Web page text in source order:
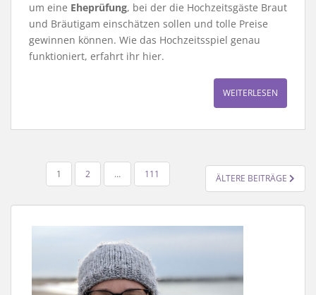
um eine Eheprüfung, bei der die Hochzeitsgäste Braut
und Bräutigam einschätzen sollen und tolle Preise
gewinnen können. Wie das Hochzeitsspiel genau
funktioniert, erfahrt ihr hier.
WEITERLESEN
SEITENNUMMERIERUNG
BEITRÄGE
1 2 … 111 ÄLTERE BEITRÄGE